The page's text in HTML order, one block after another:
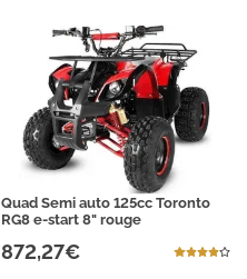
Quad Semi auto 125cc Toronto
RG8 e-start 8" rouge
872,27€